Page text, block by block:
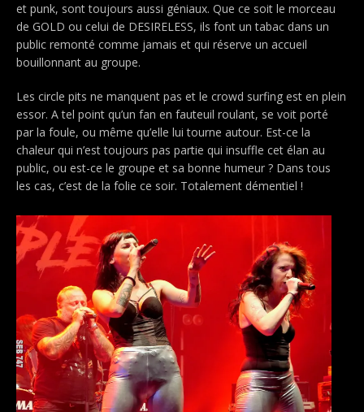
et punk, sont toujours aussi géniaux. Que ce soit le morceau
de GOLD ou celui de DESIRELESS, ils font un tabac dans un
public remonté comme jamais et qui réserve un accueil
bouillonnant au groupe.
Les circle pits ne manquent pas et le crowd surfing est en plein
essor. A tel point qu’un fan en fauteuil roulant, se voit porté
par la foule, ou même qu’elle lui tourne autour. Est-ce la
chaleur qui n’est toujours pas partie qui insuffle cet élan au
public, ou est-ce le groupe et sa bonne humeur ? Dans tous
les cas, c’est de la folie ce soir. Totalement démentiel !